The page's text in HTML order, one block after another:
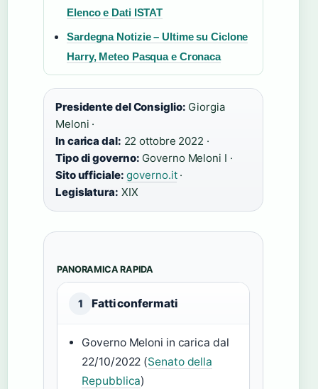
Elenco e Dati ISTAT
Sardegna Notizie – Ultime su Ciclone
Harry, Meteo Pasqua e Cronaca
Presidente del Consiglio: Giorgia
Meloni ·
In carica dal: 22 ottobre 2022 ·
Tipo di governo: Governo Meloni I ·
Sito ufficiale: governo.it·
Legislatura: XIX
PANORAMICA RAPIDA
1 Fatti confermati
Governo Meloni in carica dal
22/10/2022 (Senato della
Repubblica)